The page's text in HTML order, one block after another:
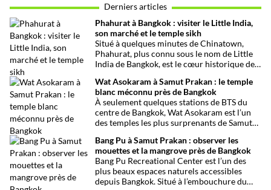
Derniers articles
Phahurat à Bangkok : visiter le Little India,
son marché et le temple sikh
Situé à quelques minutes de Chinatown,
Phahurat, plus connu sous le nom de Little
India de Bangkok, est le cœur historique de
capitale thaïlandaise. Entre son célèbre
marché aux tissus, ses restaurants
traditionnels, ses épiceries et son
impressionnant temple sikh, ce quartier
offre une immersion dépaysante au cœur de
Bangkok.
Wat Asokaram à Samut Prakan : le temple
blanc méconnu près de Bangkok
À seulement quelques stations de BTS du
centre de Bangkok, Wat Asokaram est l’un
des temples les plus surprenants de Samut
de l’architecture birmane, son atmosphère
paisible et son importance dans la pratique
de la méditation, il offre une excursion
originale loin des circuits touristiques
habituels.
Bang Pu à Samut Prakan : observer les
mouettes et la mangrove près de Bangkok
Bang Pu Recreational Center est l’un des
plus beaux espaces naturels accessibles
depuis Bangkok. Situé à l’embouchure du